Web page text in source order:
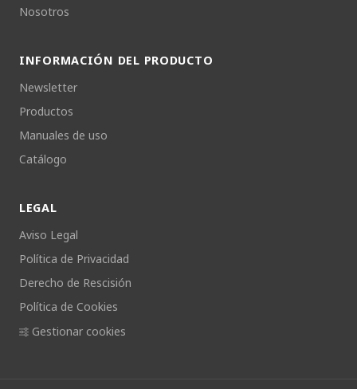
Nosotros
INFORMACIÓN DEL PRODUCTO
Newsletter
Productos
Manuales de uso
Catálogo
LEGAL
Aviso Legal
Política de Privacidad
Derecho de Rescisión
Política de Cookies
Gestionar cookies